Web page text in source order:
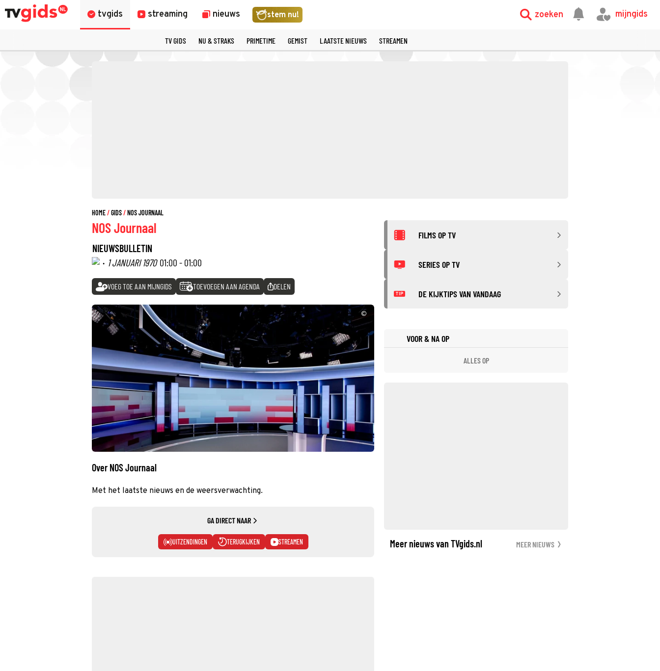
tvgids streaming nieuws stem nu! zoeken mijngids
TV GIDS NU & STRAKS PRIMETIME GEMIST LAATSTE NIEUWS STREAMEN
HOME GIDS NOS JOURNAAL
NOS Journaal
NIEUWSBULLETIN
· 1 JANUARI 1970 01:00 - 01:00
VOEG TOE AAN MIJNGIDS TOEVOEGEN AAN AGENDA DELEN
©
Over NOS Journaal
Met het laatste nieuws en de weersverwachting.
GA DIRECT NAAR
UITZENDINGEN TERUGKIJKEN STREAMEN
FILMS OP TV
SERIES OP TV
TIP DE KIJKTIPS VAN VANDAAG
VOOR & NA OP
ALLES OP
Meer nieuws van TVgids.nl MEER NIEUWS